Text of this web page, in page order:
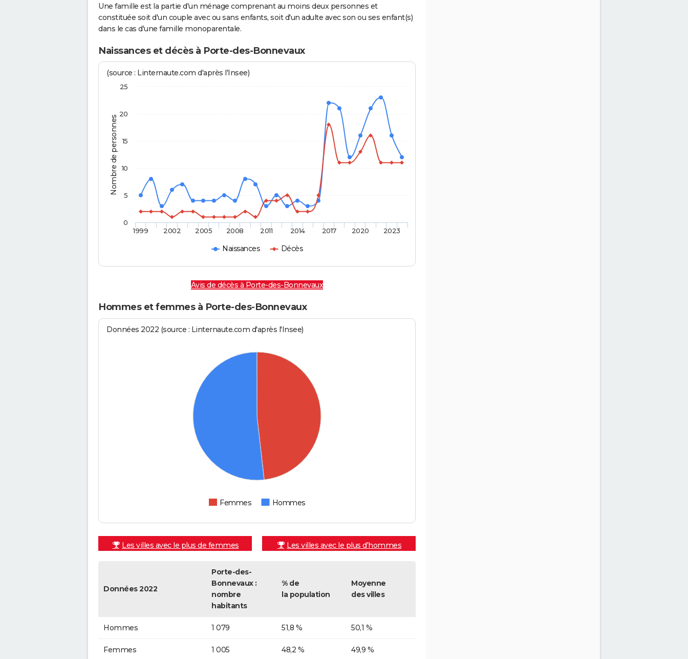
Une famille est la partie d'un ménage comprenant au moins deux personnes et
constituée soit d'un couple avec ou sans enfants, soit d'un adulte avec son ou ses enfant(s)
dans le cas d'une famille monoparentale.
Naissances et décès à Porte-des-Bonnevaux
Nombre de personnes
(source : Linternaute.com d'après l'Insee)
Naissances Décès
1999 2002 2005 2008 2011 2014 2017 2020 2023
0
5
10
15
20
25
Avis de décès à Porte-des-Bonnevaux
Hommes et femmes à Porte-des-Bonnevaux
Données 2022 (source : Linternaute.com d'après l'Insee)
Femmes Hommes
Les villes avec le plus de femmes Les villes avec le plus d'hommes
Données 2022
Porte-des-
Bonnevaux :
nombre
habitants
% de
la population
Moyenne
des villes
Hommes 1 079 51,8 % 50,1 %
Femmes 1 005 48,2 % 49,9 %